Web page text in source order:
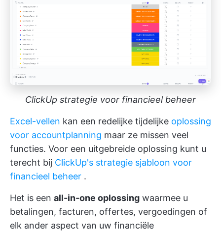
ClickUp strategie voor financieel beheer
Excel-vellen kan een redelijke tijdelijke oplossing
voor accountplanning maar ze missen veel
functies. Voor een uitgebreide oplossing kunt u
terecht bij ClickUp's strategie sjabloon voor
financieel beheer .
Het is een all-in-one oplossing waarmee u
betalingen, facturen, offertes, vergoedingen of
elk ander aspect van uw financiële